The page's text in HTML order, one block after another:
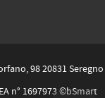
98 20831 Seregno
n° 1697973 ©bSmart